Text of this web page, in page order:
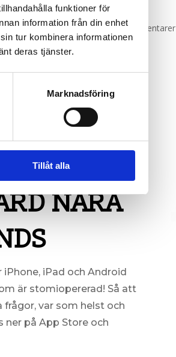
funktioner för
information från din enhet
tur kombinera informationen
deras tjänster.
Marknadsföring
Tillåt alla
Flöde för inlägg
Flöde för kommentarer
NÄRA
iPhone, iPad och Android
är stomiopererad! Så att
frågor, var som helst och
ner på App Store och